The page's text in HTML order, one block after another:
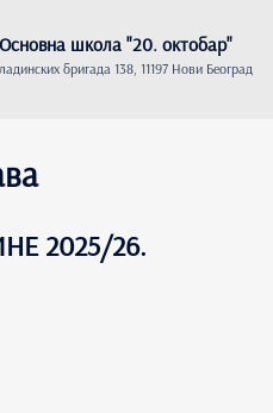
Основна школа "20. oктобар"
бригада 138, 11197 Нови Београд
2025/26.